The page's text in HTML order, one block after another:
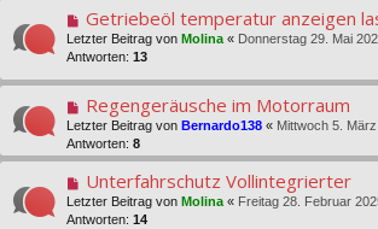
Getriebeöl temperatur anzeigen
Letzter Beitrag von Molina « Donnerstag 29. Mai
Antworten: 13
Regengeräusche im Motorraum
Letzter Beitrag von Bernardo138 « Mittwoch 5.
Antworten: 8
Unterfahrschutz Vollintegrierter
Letzter Beitrag von Molina « Freitag 28. Februar
Antworten: 14